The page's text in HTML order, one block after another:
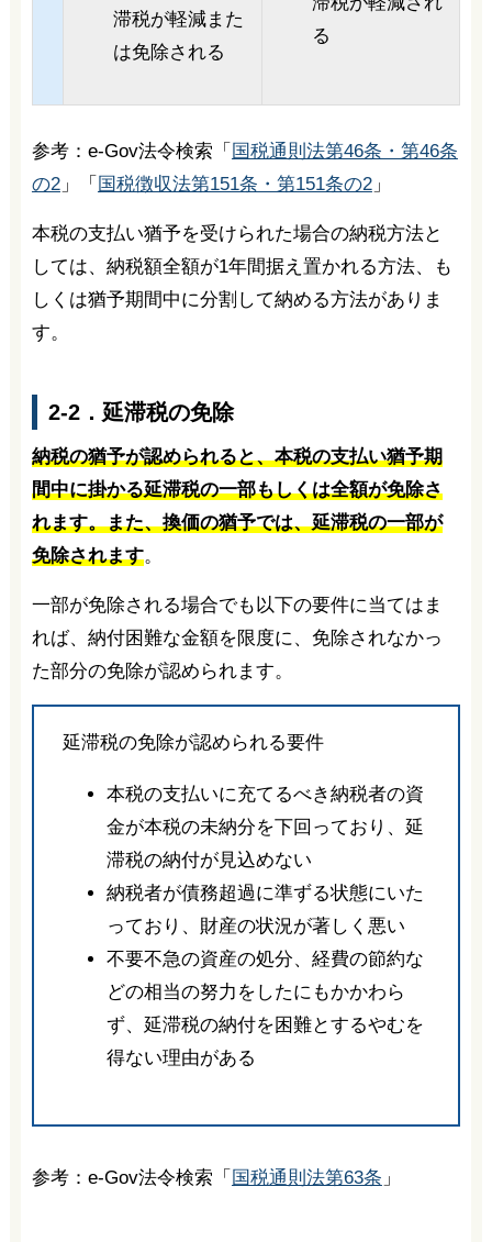
滞税が軽減また
は免除される
る
参考：e-Gov法令検索「 国税通則法第46条・第46条
の2」「 国税徴収法第151条・第151条の2」
本税の支払い猶予を受けられた場合の納税方法と
しては、納税額全額が1年間据え置かれる方法、も
しくは猶予期間中に分割して納める方法がありま
す。
2-2．延滞税の免除
納税の猶予が認められると、本税の支払い猶予期
間中に掛かる延滞税の一部もしくは全額が免除さ
れます。また、換価の猶予では、延滞税の一部が
免除されます。
一部が免除される場合でも以下の要件に当てはま
れば、納付困難な金額を限度に、免除されなかっ
た部分の免除が認められます。
延滞税の免除が認められる要件
本税の支払いに充てるべき納税者の資
金が本税の未納分を下回っており、延
滞税の納付が見込めない
納税者が債務超過に準ずる状態にいた
っており、財産の状況が著しく悪い
不要不急の資産の処分、経費の節約な
どの相当の努力をしたにもかかわら
ず、延滞税の納付を困難とするやむを
得ない理由がある
参考：e-Gov法令検索「 国税通則法第63条 」